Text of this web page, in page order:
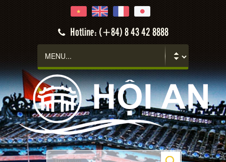
Hotline: (+84) 8 43 42 8888